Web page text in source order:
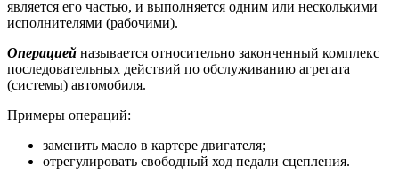
является его частью, и выполняется одним или несколькими
исполнителями (рабочими).
Операцией называется относительно законченный комплекс
последовательных действий по обслуживанию агрегата
(системы) автомобиля.
Примеры операций:
заменить масло в картере двигателя;
отрегулировать свободный ход педали сцепления.